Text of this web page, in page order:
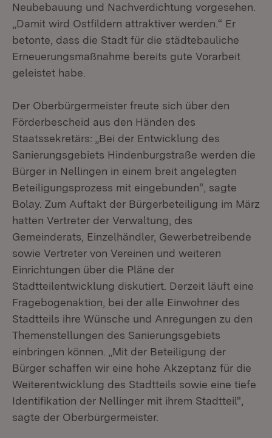
Neubebauung und Nachverdichtung vorgesehen.
„Damit wird Ostfildern attraktiver werden.“ Er
betonte, dass die Stadt für die städtebauliche
Erneuerungsmaßnahme bereits gute Vorarbeit
geleistet habe.
Der Oberbürgermeister freute sich über den
Förderbescheid aus den Händen des
Staatssekretärs: „Bei der Entwicklung des
Sanierungsgebiets Hindenburgstraße werden die
Bürger in Nellingen in einem breit angelegten
Beteiligungsprozess mit eingebunden", sagte
Bolay. Zum Auftakt der Bürgerbeteiligung im März
hatten Vertreter der Verwaltung, des
Gemeinderats, Einzelhändler, Gewerbetreibende
sowie Vertreter von Vereinen und weiteren
Einrichtungen über die Pläne der
Stadtteilentwicklung diskutiert. Derzeit läuft eine
Fragebogenaktion, bei der alle Einwohner des
Stadtteils ihre Wünsche und Anregungen zu den
Themenstellungen des Sanierungsgebiets
einbringen können. „Mit der Beteiligung der
Bürger schaffen wir eine hohe Akzeptanz für die
Weiterentwicklung des Stadtteils sowie eine tiefe
Identifikation der Nellinger mit ihrem Stadtteil",
sagte der Oberbürgermeister.